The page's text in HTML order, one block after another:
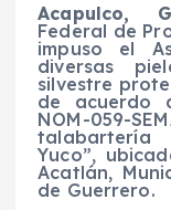
Acapulco,
Federal de
impuso el
diversas
silvestre
de acuerdo
NOM-059-
talabartería
Yuco”,
Acatlán,
de Guerrero.